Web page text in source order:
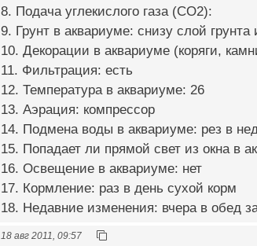
8. Подача углекислого газа (CO2):
9. Грунт в аквариуме: снизу слой
10. Декорации в аквариуме (коряги,
11. Фильтрация: есть
12. Температура в аквариуме: 26
13. Аэрация: компрессор
14. Подмена воды в аквариуме: рез в
15. Попадает ли прямой свет из окна в
16. Освещение в аквариуме: нет
17. Кормление: раз в день сухой корм
18. Недавние изменения: вчера в обед
18 авг 2011, 09:57